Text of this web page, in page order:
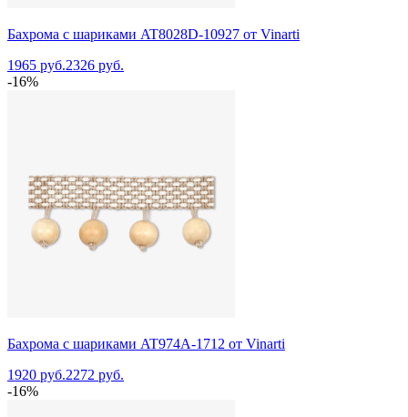
Бахрома с шариками AT8028D-10927 от Vinarti
1965 руб.2326 руб.
-16%
Бахрома с шариками AT974A-1712 от Vinarti
1920 руб.2272 руб.
-16%